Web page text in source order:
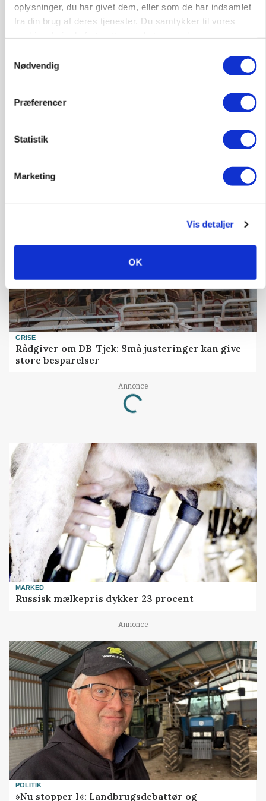
oplysninger, du har givet dem, eller som de har indsamlet
fra din brug af deres tjenester. Du samtykker til vores
Nødvendig
Præferencer
Statistik
Marketing
Vis detaljer
OK
presser markedet
GRISE
Rådgiver om DB-Tjek: Små justeringer kan give
store besparelser
Annonce
Loading...
MARKED
Russisk mælkepris dykker 23 procent
Annonce
POLITIK
»Nu stopper I«: Landbrugsdebattør og